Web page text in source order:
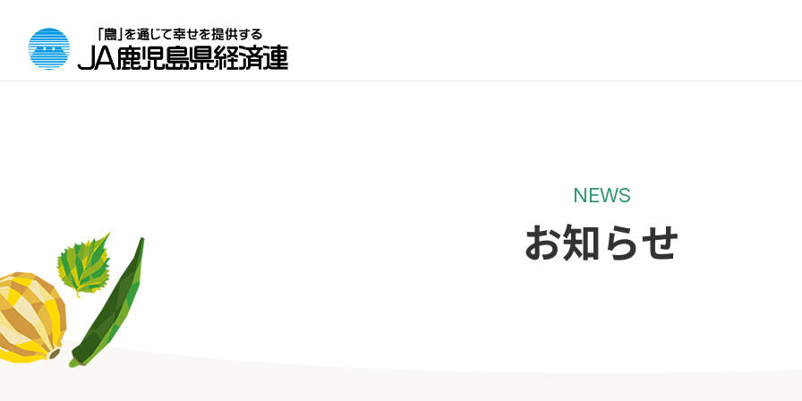
NEWS
お知らせ